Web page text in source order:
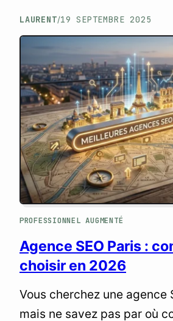
LAURENT/19 SEPTEMBRE 2025
PROFESSIONNEL AUGMENTÉ
Agence SEO Paris :
choisir en 2026
Vous cherchez une agence
mais ne savez pas par où